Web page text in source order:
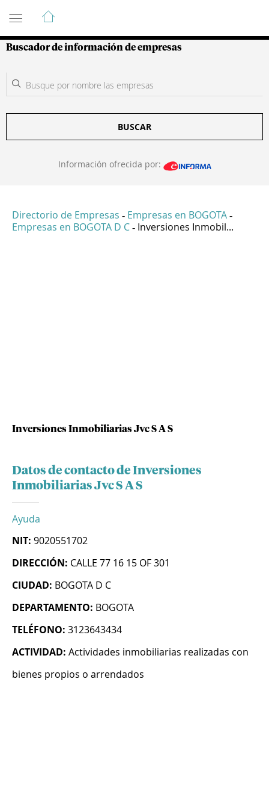
Guía de Empresas Colombianas
Buscador de información de empresas
BUSCAR
Información ofrecida por:
Directorio de Empresas - Empresas en BOGOTA -
Empresas en BOGOTA D C - Inversiones Inmobil...
Inversiones Inmobiliarias Jvc S A S
Datos de contacto de Inversiones
Inmobiliarias Jvc S A S
Ayuda
NIT: 9020551702
DIRECCIÓN: CALLE 77 16 15 OF 301
CIUDAD: BOGOTA D C
DEPARTAMENTO: BOGOTA
TELÉFONO: 3123643434
ACTIVIDAD: Actividades inmobiliarias realizadas con
bienes propios o arrendados